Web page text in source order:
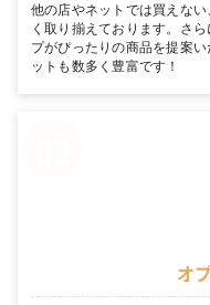
他の店やネットでは買えな
く取り揃えております。さ
プがぴったりの商品を提案
ットも数多く豊富です！
オ